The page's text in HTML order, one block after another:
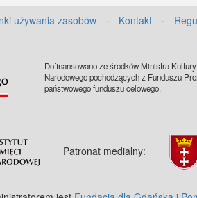
używania zasobów · Kontakt ·
Dofinansowano ze środków Ministra
Narodowego pochodzących z Funduszu
państwowego funduszu celowego.
Patronat medialny: